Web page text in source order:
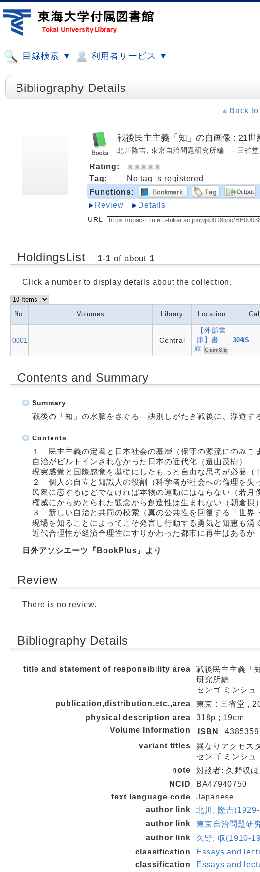
目録検索 ▼ 利用者サービス ▼
Bibliography Details
Back
戦後民主主義「知」の自画像 : 21
北川隆吉, 東京自治問題研究所編. -- 三省
Rating:
Tag:
No tag is registered
Functions:
Review
Details
URL:
HoldingsList 1-1 of about 1
Click a number to display details about the collection.
No. Volumes Library Location
0001 Central
【外部書
庫】書
庫
304/S
Contents and Summary
Summary
戦後の「知」の水脈をさぐる―訣別しがたき戦後に、浮遊す
Contents
１ 民主主義の定着と日本社会の基層（保守の源流にのみこ
自治がビルトインされなかった日本の近代化（遠山茂樹）
現実感覚と国際感覚を基礎にしたもっと自由な思考が必要（
２ 個人の自立と知識人の役割（科学者が社会への倫理を失
民衆に恋するほどでなければ本物の運動にはならない（若月
権威にからめとられた観念から創造性は生まれない（朝倉摂
３ 新しい自治と共同の模索（真の公共性を回復する「世界
現場を知ることによってこそ発言し行動する勇気と知恵も湧
近代合理性が経済合理性にすりかわった都市に再生はあるか
日外アソシエーツ『BookPlus』より
Review
There is no review.
Bibliography Details
title and statement of responsibility area
戦後民主主義「
研究所編
センゴ ミンシュ
publication,distribution,etc.,area
東京 : 三省堂 ,
physical description area
318p ; 19cm
Volume Information
ISBN
variant titles
異なりアクセス
センゴ ミンシュ
note
対談者: 久野収ほ
NCID
BA47940750
text language code
Japanese
author link
北川, 隆吉
author link
東京自治問題研
author link
久野, 収(1910-
classification
Essays and
classification
Essays and